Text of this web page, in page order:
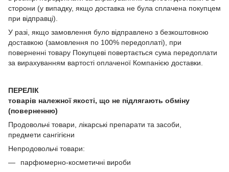
сторони (у випадку, якщо доставка не була сплачена покупцем
при відправці).
У разі, якщо замовлення було відправлено з безкоштовною
доставкою (замовлення по 100% передоплаті), при
поверненні товару Покупцеві повертається сума передоплати
за вирахуванням вартості оплаченої Компанією доставки.
ПЕРЕЛІК
товарів належної якості, що не підлягають обміну
(поверненню)
Продовольчі товари, лікарські препарати та засоби,
предмети сангігієни
Непродовольчі товари:
парфюмерно-косметичні вироби